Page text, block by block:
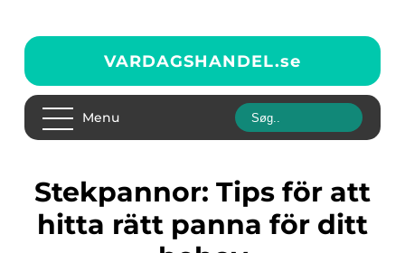
VARDAGSHANDEL.se
Menu
Stekpannor: Tips för att
hitta rätt panna för ditt